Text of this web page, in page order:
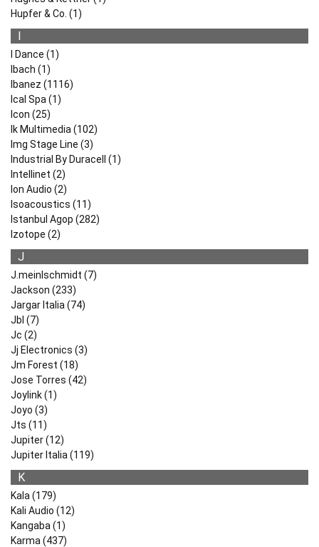
Hupfer & Co. (1)
I
I Dance (1)
Ibach (1)
Ibanez (1116)
Ical Spa (1)
Icon (25)
Ik Multimedia (102)
Img Stage Line (3)
Industrial By Duracell (1)
Intellinet (2)
Ion Audio (2)
Isoacoustics (11)
Istanbul Agop (282)
Izotope (2)
J
J.meinlschmidt (7)
Jackson (233)
Jargar Italia (74)
Jbl (7)
Jc (2)
Jj Electronics (3)
Jm Forest (18)
Jose Torres (42)
Joylink (1)
Joyo (3)
Jts (11)
Jupiter (12)
Jupiter Italia (119)
K
Kala (179)
Kali Audio (12)
Kangaba (1)
Karma (437)